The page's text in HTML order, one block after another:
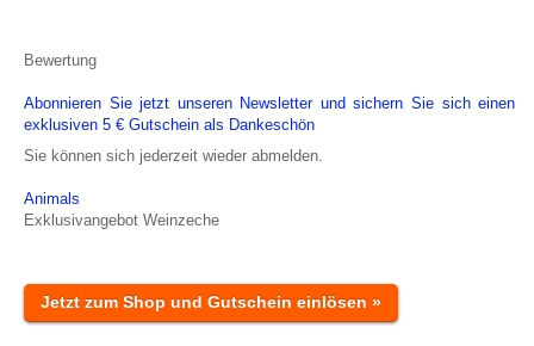
Bewertung
Abonnieren Sie jetzt unseren Newsletter und sichern Sie sich einen
exklusiven 5 € Gutschein als Dankeschön
Sie können sich jederzeit wieder abmelden.
Animals
Exklusivangebot Weinzeche
Jetzt zum Shop und Gutschein einlösen »